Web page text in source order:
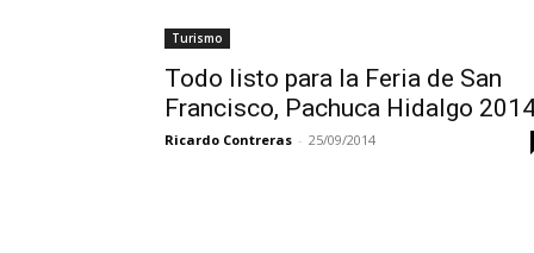
Turismo
Todo listo para la Feria de San
Francisco, Pachuca Hidalgo
Ricardo Contreras - 25/09/2014